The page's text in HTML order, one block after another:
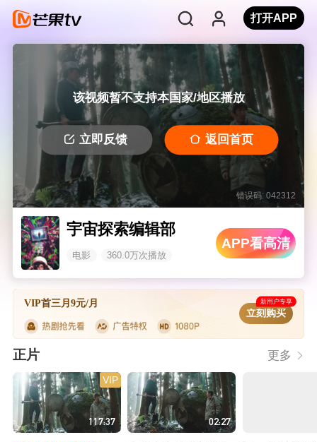
打开APP
该视频暂不支持本国家/地区播放
立即反馈 返回首页
错误码: 042312
宇宙探索编辑部
电影 360.0万次播放
APP看高清
VIP首三月9元/月 新用户专享
立刻购买
正片 更多
117:37
VIP
02:27